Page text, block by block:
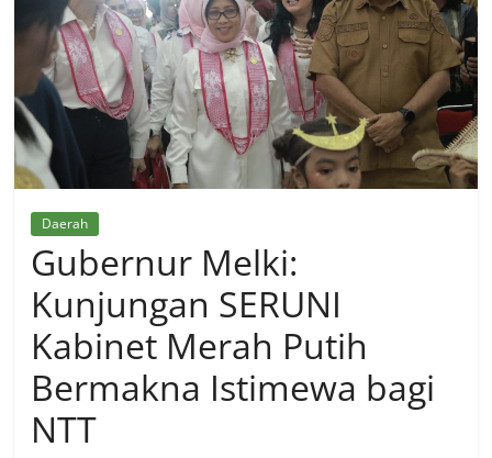
Daerah
Gubernur Melki:
Kunjungan SERUNI
Kabinet Merah Putih
Bermakna Istimewa bagi
NTT